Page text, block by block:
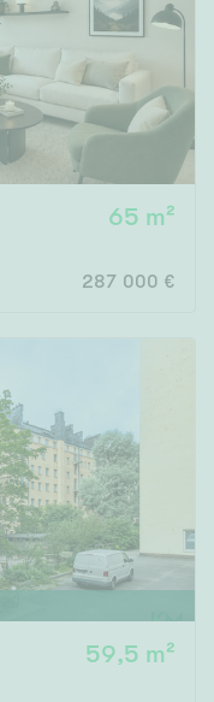
Ei uudiskohteita
Ei arvokohteita
65 m²
287 000 €
59,5 m²